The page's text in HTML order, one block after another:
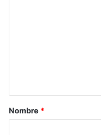
r
Nombre *